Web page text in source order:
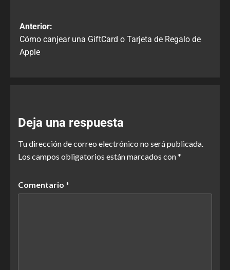
Anterior:
Cómo canjear una GiftCard o Tarjeta de Regalo de
Apple
Deja una respuesta
Tu dirección de correo electrónico no será publicada.
Los campos obligatorios están marcados con*
Comentario *